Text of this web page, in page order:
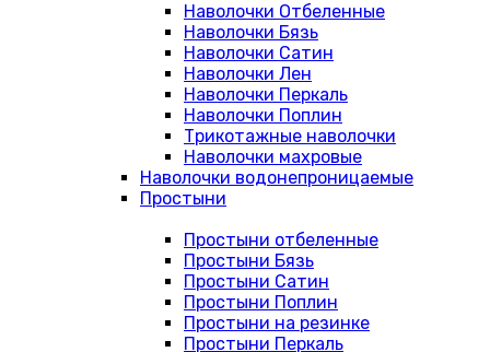
Наволочки Отбеленные
Наволочки Бязь
Наволочки Сатин
Наволочки Лен
Наволочки Перкаль
Наволочки Поплин
Трикотажные наволочки
Наволочки махровые
Наволочки водонепроницаемые
Простыни
Простыни отбеленные
Простыни Бязь
Простыни Сатин
Простыни Поплин
Простыни на резинке
Простыни Перкаль